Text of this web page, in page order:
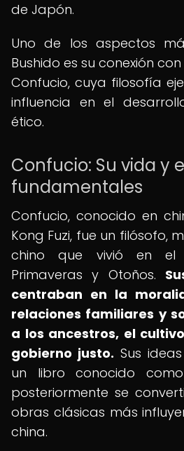
de Japón.
Uno de los aspectos
Bushido es su conexión
Confucio, cuya filosofía
influencia en el
ético.
Confucio: Su vida y
fundamentales
Confucio, conocido en
Kong Fuzi, fue un filósofo,
chino que vivió en
Primaveras y Otoños.
centraban en la
relaciones familiares y
a los ancestros, el
gobierno justo. Sus
un libro conocido
posteriormente se
obras clásicas más
china.